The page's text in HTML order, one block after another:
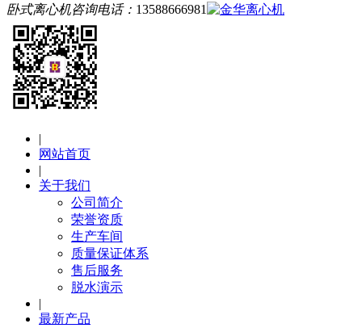
卧式离心机咨询电话： 13588666981
|
网站首页
|
关于我们
公司简介
荣誉资质
生产车间
质量保证体系
售后服务
脱水演示
|
最新产品